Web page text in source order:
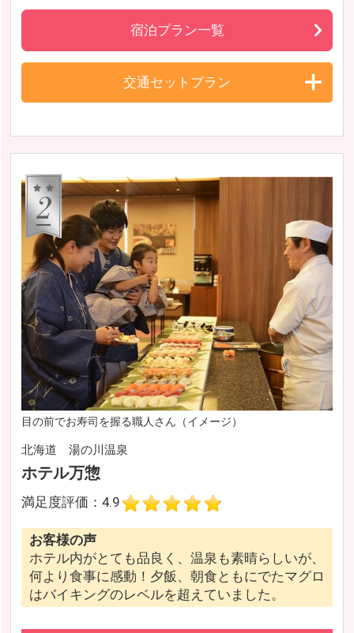
宿泊プラン一覧
交通セットプラン
目の前でお寿司を握る職人さん（イメージ）
北海道 湯の川温泉
ホテル万惣
満足度評価：4.9
お客様の声
ホテル内がとても品良く、温泉も素晴らしいが、
何より食事に感動！夕飯、朝食ともにでたマグロ
はバイキングのレベルを超えていました。